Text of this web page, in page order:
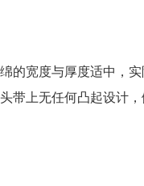
的宽度与厚度适中，
带上无任何凸起设计